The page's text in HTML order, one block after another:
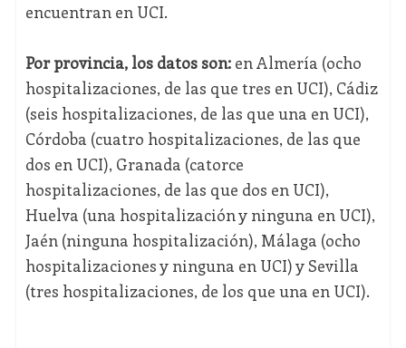
encuentran en UCI.
Por provincia, los datos son:en Almería (ocho
hospitalizaciones, de las que tres en UCI), Cádiz
(seis hospitalizaciones, de las que una en UCI),
Córdoba (cuatro hospitalizaciones, de las que
dos en UCI), Granada (catorce
hospitalizaciones, de las que dos en UCI),
Huelva (una hospitalización y ninguna en UCI),
Jaén (ninguna hospitalización), Málaga (ocho
hospitalizaciones y ninguna en UCI) y Sevilla
(tres hospitalizaciones, de los que una en UCI).